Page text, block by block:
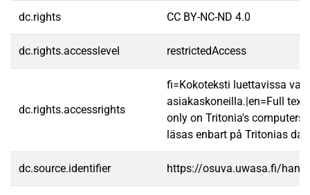
dc.rights CC BY-NC-ND 4.0
dc.rights.accesslevel restrictedAccess
dc.rights.accessrights
fi=Kokoteksti luettavissa
asiakaskoneilla.|en=Full text
only on Tritonia's
läsas enbart på Tritonias
dc.source.identifier https://osuva.uwasa.fi/